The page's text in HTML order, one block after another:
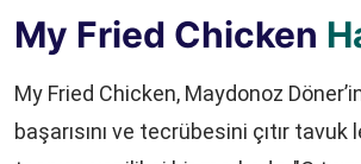
My Fried Chicken
My Fried Chicken, Maydonoz
başarısını ve tecrübesini çıtır